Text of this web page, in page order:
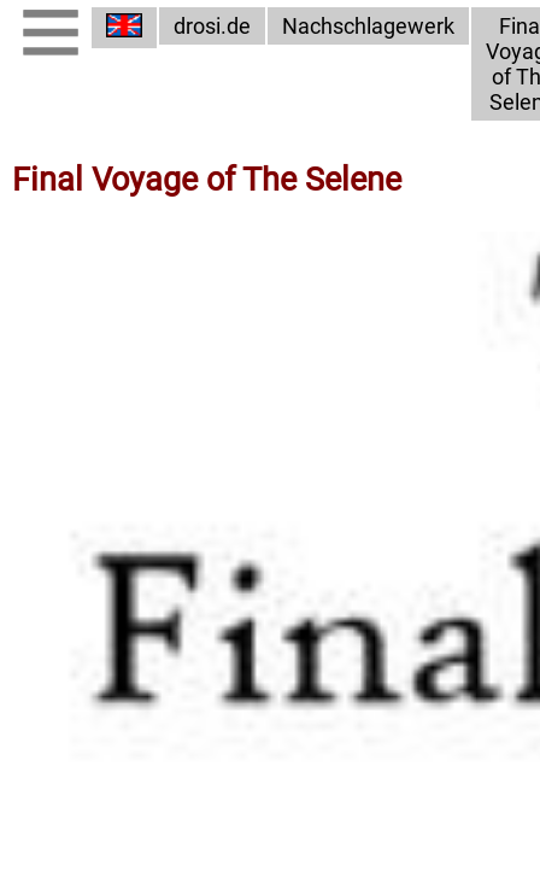
drosi.de Nachschlagewerk
of
Final Voyage of The Selene